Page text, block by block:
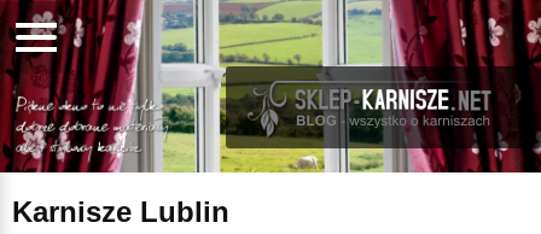
Karnisze Lublin